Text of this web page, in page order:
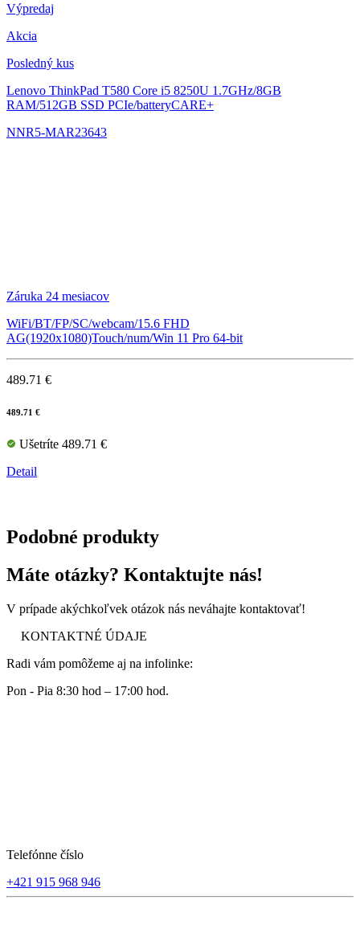
Výpredaj
Akcia
Posledný kus
Lenovo ThinkPad T580 Core i5 8250U 1.7GHz/8GB
RAM/512GB SSD PCIe/batteryCARE+
NNR5-MAR23643
Záruka 24 mesiacov
WiFi/BT/FP/SC/webcam/15.6 FHD
AG(1920x1080)Touch/num/Win 11 Pro 64-bit
489.71 €
489.71 €
Ušetríte 489.71 €
Detail
Podobné produkty
Máte otázky? Kontaktujte nás!
V prípade akýchkoľvek otázok nás neváhajte kontaktovať!
KONTAKTNÉ ÚDAJE
Radi vám pomôžeme aj na infolinke:
Pon - Pia 8:30 hod – 17:00 hod.
Telefónne číslo
+421 915 968 946